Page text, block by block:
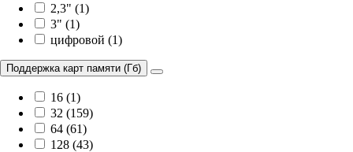
2,3" (1)
3" (1)
цифровой (1)
Поддержка карт памяти (Гб)
16 (1)
32 (159)
64 (61)
128 (43)